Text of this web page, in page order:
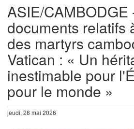
ASIE/CAMBODGE
documents relatifs
des martyrs
Vatican : « Un
inestimable pour
pour le monde »
jeudi, 28 mai 2026